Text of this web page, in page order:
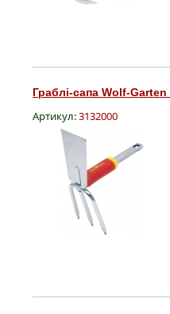
Граблі-сапа Wolf-
Артикул:3132000